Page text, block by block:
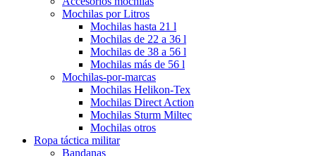
Mochilas por Litros
Mochilas hasta 21 l
Mochilas de 22 a 36 l
Mochilas de 38 a 56 l
Mochilas más de 56 l
Mochilas-por-marcas
Mochilas Helikon-Tex
Mochilas Direct Action
Mochilas Sturm Miltec
Mochilas otros
Ropa táctica militar
Bandanas